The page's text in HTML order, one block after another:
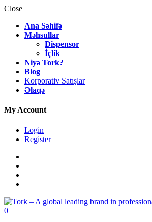
Close
Ana Səhifə
Məhsullar
Dispensor
İçlik
Niyə Tork?
Blog
Korporativ Satışlar
Əlaqə
My Account
Login
Register
0